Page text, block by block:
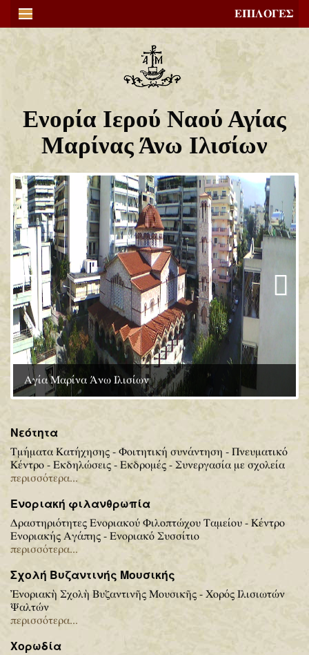
ΕΠΙΛΟΓΕΣ
Ενορία Ιερού Ναού Αγίας
Μαρίνας Άνω Ιλισίων
Εσωτερική άποψη του ναού
Previous
Νεότητα
Τμήματα Κατήχησης - Φοιτητική συνάντηση - Πνευματικό
Κέντρο - Εκδηλώσεις - Εκδρομές - Συνεργασία με σχολεία
περισσότερα...
Ενοριακή φιλανθρωπία
Δραστηριότητες Ενοριακού Φιλοπτώχου Ταμείου - Κέντρο
Ενοριακής Αγάπης - Ενοριακό Συσσίτιο
περισσότερα...
Σχολή Βυζαντινής Μουσικής
Ἐνοριακὴ Σχολὴ Βυζαντινῆς Μουσικῆς - Χορός Ιλισιωτών
Ψαλτών
περισσότερα...
Χορωδία